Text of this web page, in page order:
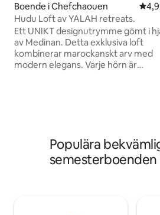
Boende i Chefchaouen 4,92
Hudu Loft av YALAH retreats.
Ett UNIKT designutrymme gömt i
av Medinan. Detta exklusiva loft
kombinerar marockanskt arv med
modern elegans. Varje hörn är
erbjuda en autentisk upplevelse av
koppla av. Perfekt för par som söker lyx,
autenticitet och oförglömliga
Populära
semesterboenden